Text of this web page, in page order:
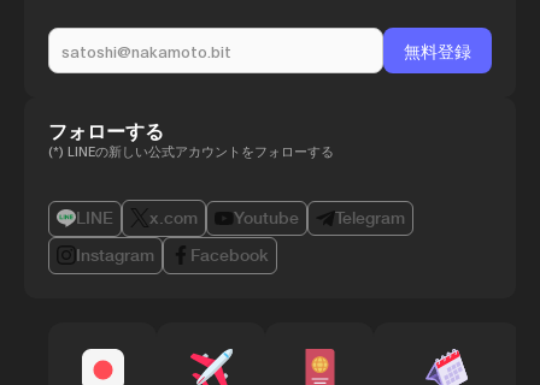
フォローする
(*) LINEの新しい公式アカウントをフォローする
LINE x.com Youtube
Telegram
Instagram
Facebook